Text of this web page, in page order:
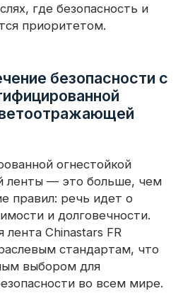
где безопасность и
приоритетом.
безопасности с
огнестойкой
ленты — это больше, чем
правил: речь идет о
и долговечности.
Chinastars FR
стандартам, что
выбором для
во всем мире.